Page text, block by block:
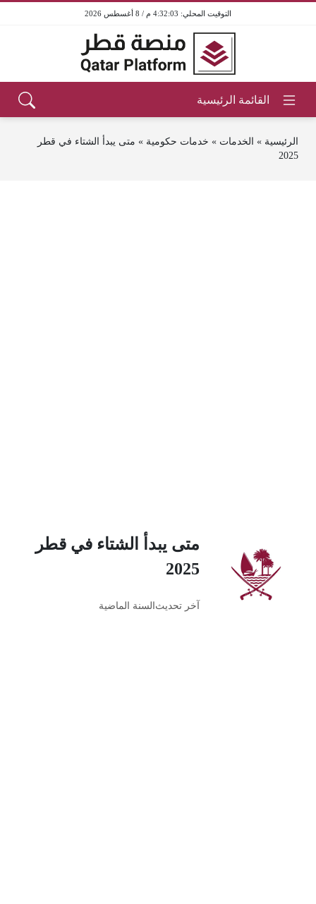
4:32:03 م / 8 أغسطس 2026
الرئيسية » الخدمات » خدمات حكومية » متى يبدأ الشتاء في قطر
2025
متى يبدأ الشتاء في قطر
2025
آخر تحديث السنة الماضية